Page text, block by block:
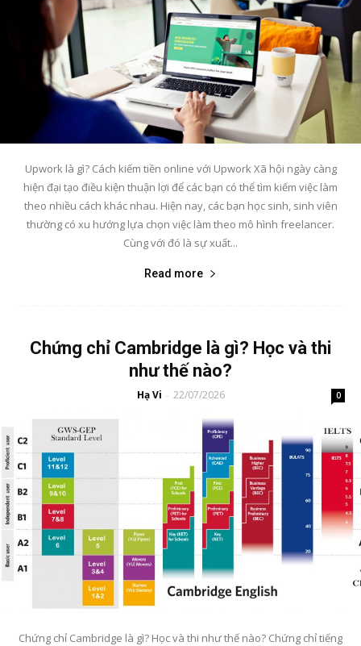
Upwork là gì? Cách kiếm tiền online với Upwork Xã hội ngày càng
hiện đại tạo điều kiện thuận lợi để các bạn có thể tìm kiếm việc làm
theo nhiều cách khác nhau. Hiện nay, các bạn học sinh, sinh viên
thường có xu hướng lựa chọn việc làm theo mô hình freelancer.
Cùng với đó là sự xuất...
Read more
Chứng chỉ Cambridge là gì? Học và thi
như thế nào?
Hạ Vi - 22/07/2026 0
Chứng chỉ Cambridge là gì? Học và thi như thế nào? Chứng chỉ tiếng